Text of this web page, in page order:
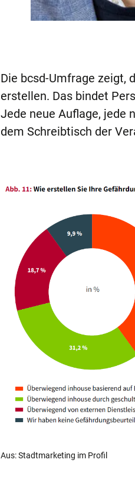
Die bcsd-Umfrage zeigt,
erstellen. Das bindet
Jede neue Auflage, jede
dem Schreibtisch der
Aus: Stadtmarketing im Profil